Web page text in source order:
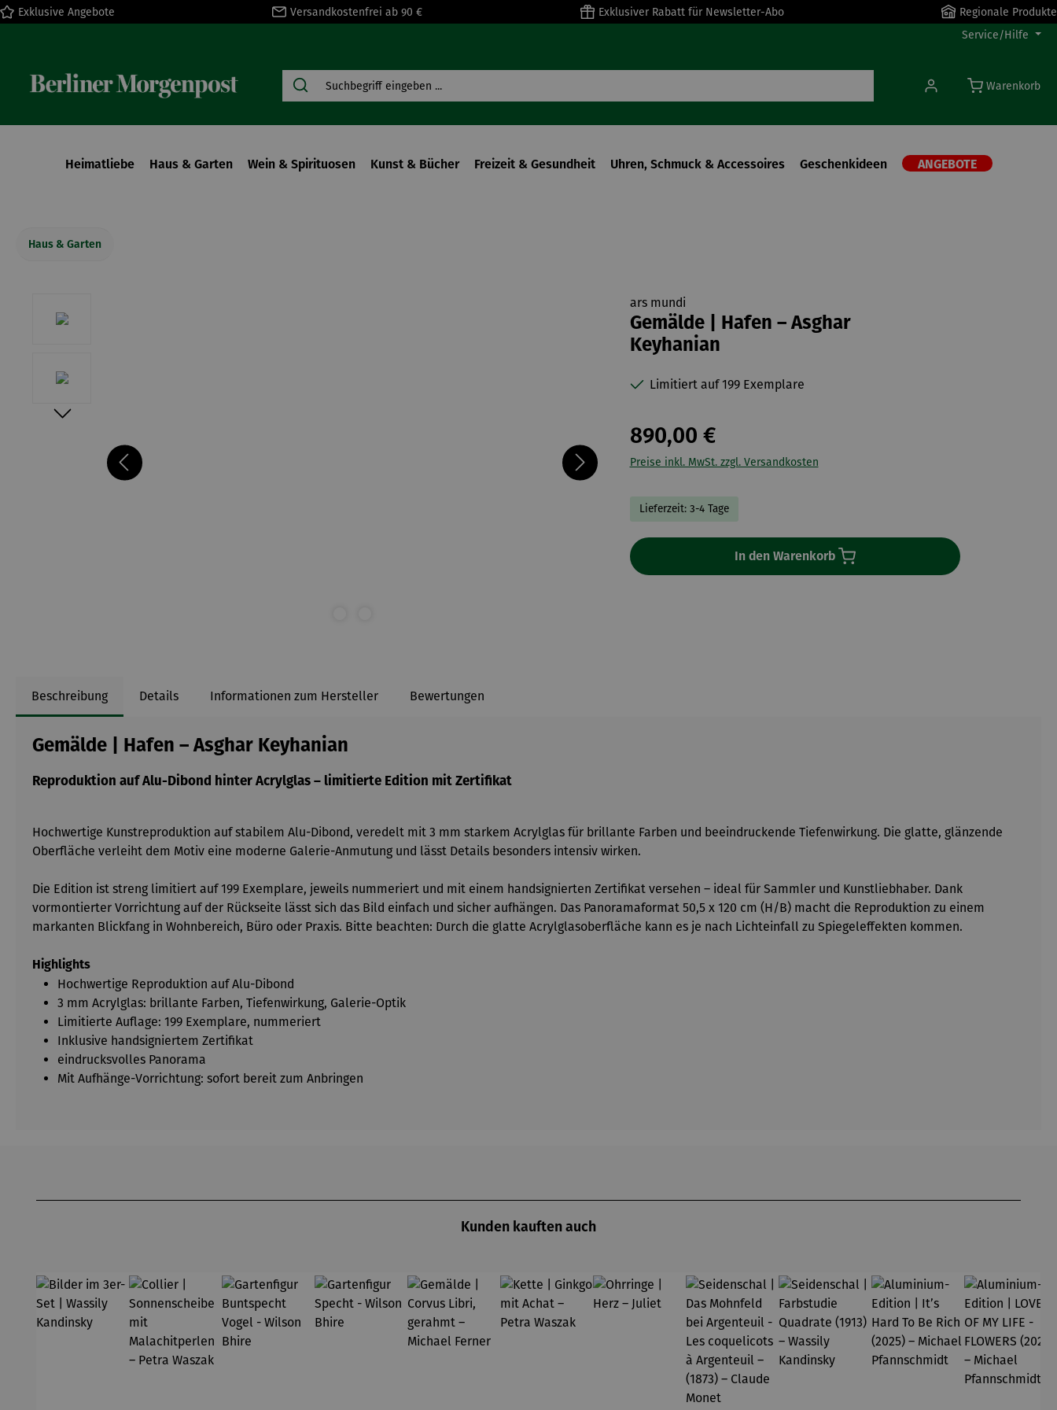
Zur Hauptnavigation springen
Exklusive Angebote Versandkostenfrei ab 90 € Exklusiver Rabatt für Newsletter-Abo
Regionale Produkte
Service/Hilfe
Warenkorb
Heimatliebe Haus & Garten Wein & Spirituosen Kunst & Bücher Freizeit & Gesundheit Uhren, Schmuck & Accessoires Geschenkideen ANGEBOTE
Haus & Garten
ars mundi
Gemälde | Hafen – Asghar
Keyhanian
Limitiert auf 199 Exemplare
890,00 €
Preise inkl. MwSt. zzgl. Versandkosten
Lieferzeit: 3-4 Tage
In den Warenkorb
Beschreibung Details Informationen zum Hersteller Bewertungen
Gemälde | Hafen – Asghar Keyhanian
Reproduktion auf Alu-Dibond hinter Acrylglas – limitierte Edition mit Zertifikat
Hochwertige Kunstreproduktion auf stabilem Alu-Dibond, veredelt mit 3 mm starkem Acrylglas für brillante Farben und beeindruckende Tiefenwirkung. Die glatte, glänzende
Oberfläche verleiht dem Motiv eine moderne Galerie-Anmutung und lässt Details besonders intensiv wirken.
Die Edition ist streng limitiert auf 199 Exemplare, jeweils nummeriert und mit einem handsignierten Zertifikat versehen – ideal für Sammler und Kunstliebhaber. Dank
vormontierter Vorrichtung auf der Rückseite lässt sich das Bild einfach und sicher aufhängen. Das Panoramaformat 50,5 x 120 cm (H/B) macht die Reproduktion zu einem
markanten Blickfang in Wohnbereich, Büro oder Praxis. Bitte beachten: Durch die glatte Acrylglasoberfläche kann es je nach Lichteinfall zu Spiegeleffekten kommen.
Highlights
Hochwertige Reproduktion auf Alu-Dibond
3 mm Acrylglas: brillante Farben, Tiefenwirkung, Galerie-Optik
Limitierte Auflage: 199 Exemplare, nummeriert
Inklusive handsigniertem Zertifikat
eindrucksvolles Panorama
Mit Aufhänge-Vorrichtung: sofort bereit zum Anbringen
Kunden kauften auch